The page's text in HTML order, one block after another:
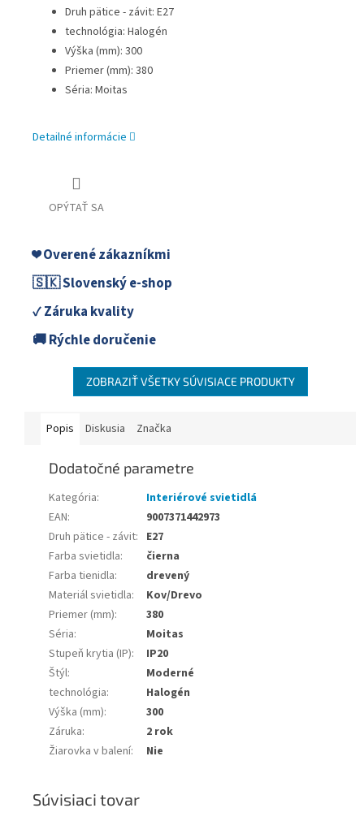
Druh pätice - závit: E27
technológia: Halogén
Výška (mm): 300
Priemer (mm): 380
Séria: Moitas
Detailné informácie
OPÝTAŤ SA
❤️ Overené zákazníkmi
🇸🇰 Slovenský e-shop
✓ Záruka kvality
🚚 Rýchle doručenie
ZOBRAZIŤ VŠETKY SÚVISIACE PRODUKTY
Popis Diskusia Značka
Dodatočné parametre
Kategória:
Interiérové svietidlá
EAN:
9007371442973
Druh pätice - závit: E27
Farba svietidla:
čierna
Farba tienidla:
drevený
Materiál svietidla:
Kov/Drevo
Priemer (mm):
380
Séria:
Moitas
Stupeň krytia (IP):
IP20
Štýl:
Moderné
technológia:
Halogén
Výška (mm):
300
Záruka:
2 rok
Žiarovka v balení: Nie
Súvisiaci tovar